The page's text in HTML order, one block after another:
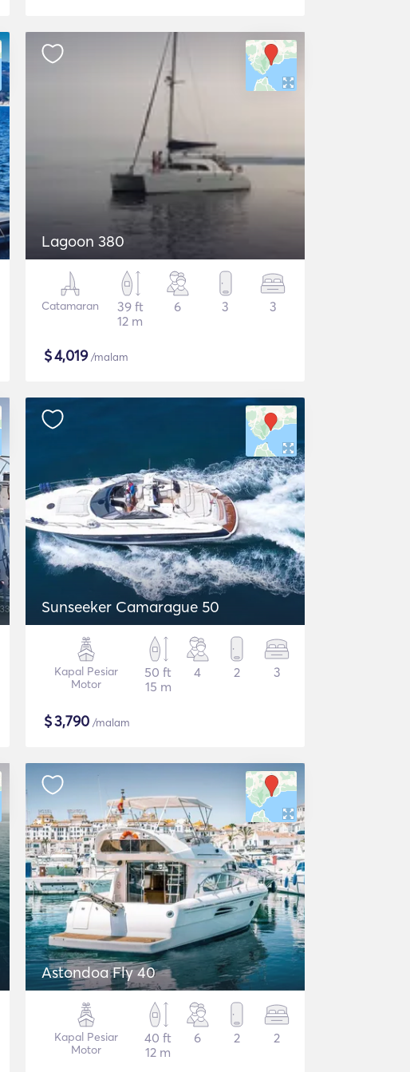
Lagoon 380
Catamaran
39 ft
12 m
6 3 3
$4,019/malam
Sunseeker Camarague 50
Kapal Pesiar
Motor
50 ft
15 m
4 2 3
$3,790 /malam
Astondoa Fly 40
Kapal Pesiar
Motor
40 ft
12 m
6 2 2